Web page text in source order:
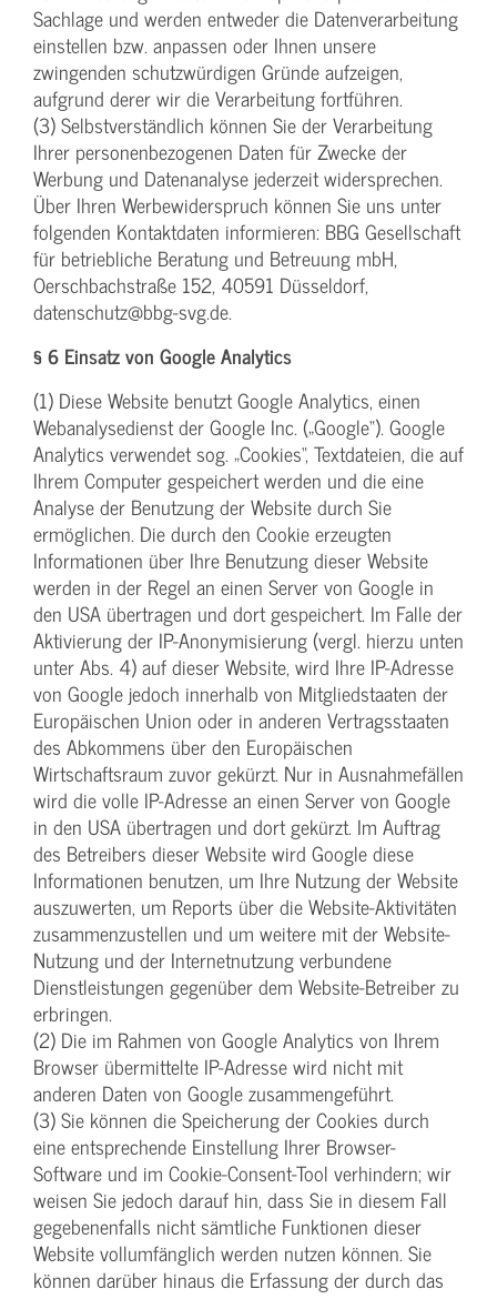
Sachlage und werden entweder die Datenverarbeitung
einstellen bzw. anpassen oder Ihnen unsere
zwingenden schutzwürdigen Gründe aufzeigen,
aufgrund derer wir die Verarbeitung fortführen.
(3) Selbstverständlich können Sie der Verarbeitung
Ihrer personenbezogenen Daten für Zwecke der
Werbung und Datenanalyse jederzeit widersprechen.
Über Ihren Werbewiderspruch können Sie uns unter
folgenden Kontaktdaten informieren: BBG Gesellschaft
für betriebliche Beratung und Betreuung mbH,
Oerschbachstraße 152, 40591 Düsseldorf,
datenschutz@bbg-svg.de.
§ 6 Einsatz von Google Analytics
(1) Diese Website benutzt Google Analytics, einen
Webanalysedienst der Google Inc. („Google“). Google
Analytics verwendet sog. „Cookies“, Textdateien, die auf
Ihrem Computer gespeichert werden und die eine
Analyse der Benutzung der Website durch Sie
ermöglichen. Die durch den Cookie erzeugten
Informationen über Ihre Benutzung dieser Website
werden in der Regel an einen Server von Google in
den USA übertragen und dort gespeichert. Im Falle der
Aktivierung der IP-Anonymisierung (vergl. hierzu unten
unter Abs. 4) auf dieser Website, wird Ihre IP-Adresse
von Google jedoch innerhalb von Mitgliedstaaten der
Europäischen Union oder in anderen Vertragsstaaten
des Abkommens über den Europäischen
Wirtschaftsraum zuvor gekürzt. Nur in Ausnahmefällen
wird die volle IP-Adresse an einen Server von Google
in den USA übertragen und dort gekürzt. Im Auftrag
des Betreibers dieser Website wird Google diese
Informationen benutzen, um Ihre Nutzung der Website
auszuwerten, um Reports über die Website-Aktivitäten
zusammenzustellen und um weitere mit der Website-
Nutzung und der Internetnutzung verbundene
Dienstleistungen gegenüber dem Website-Betreiber zu
erbringen.
(2) Die im Rahmen von Google Analytics von Ihrem
Browser übermittelte IP-Adresse wird nicht mit
anderen Daten von Google zusammengeführt.
(3) Sie können die Speicherung der Cookies durch
eine entsprechende Einstellung Ihrer Browser-
Software und im Cookie-Consent-Tool verhindern; wir
weisen Sie jedoch darauf hin, dass Sie in diesem Fall
gegebenenfalls nicht sämtliche Funktionen dieser
Website vollumfänglich werden nutzen können. Sie
können darüber hinaus die Erfassung der durch das